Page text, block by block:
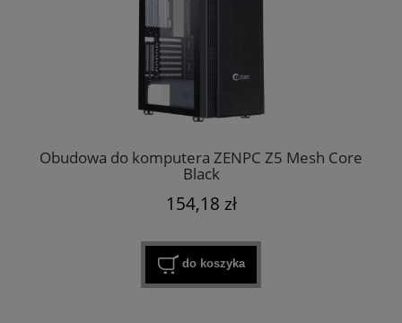
Obudowa do komputera ZENPC Z5 Mesh Core
Black
154,18 zł
do koszyka